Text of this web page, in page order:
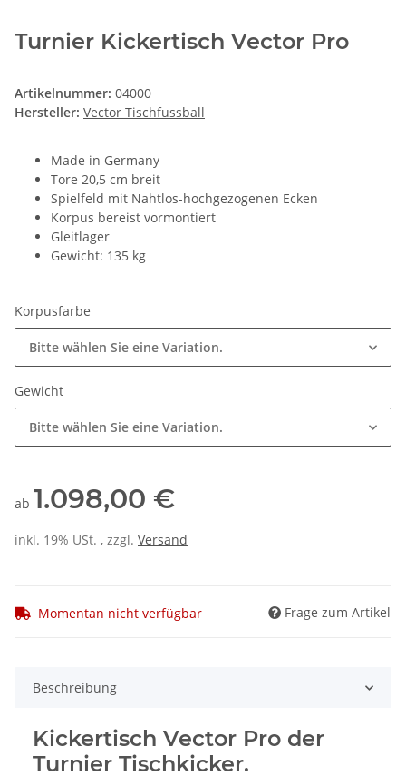
Turnier Kickertisch Vector Pro
Artikelnummer: 04000
Hersteller: Vector Tischfussball
Made in Germany
Tore 20,5 cm breit
Spielfeld mit Nahtlos-hochgezogenen Ecken
Korpus bereist vormontiert
Gleitlager
Gewicht: 135 kg
Korpusfarbe
Bitte wählen Sie eine Variation.
Gewicht
Bitte wählen Sie eine Variation.
ab 1.098,00 €
inkl. 19% USt. , zzgl. Versand
Momentan nicht verfügbar Frage zum Artikel
Beschreibung
Kickertisch Vector Pro der
Turnier Tischkicker.